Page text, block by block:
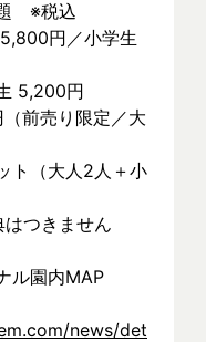
　※税込
円／小学生
5,200円
前売り限定／大
ト（大人2人＋小
はつきません
ル園内MAP
news/det